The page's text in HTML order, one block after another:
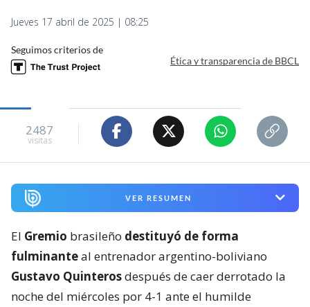
Jueves 17 abril de 2025 | 08:25
Seguimos criterios de
Ética y transparencia de BBCL
2487
visitas
VER RESUMEN
El Gremio brasileño destituyó de forma
fulminanteal entrenador argentino-boliviano
Gustavo Quinterosdespués de caer derrotado la
noche del miércoles por 4-1 ante el humilde